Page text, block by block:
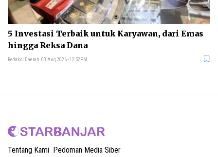
5 Investasi Terbaik untuk Karyawan, dari Emas
hingga Reksa Dana
Redaksi Daerah 03 Aug 2026 - 12:52PM
Tentang Kami Pedoman Media Siber